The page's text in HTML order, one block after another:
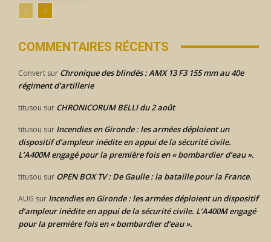
COMMENTAIRES RÉCENTS
Convert sur Chronique des blindés : AMX 13 F3 155 mm au 40e
régiment d’artillerie
titusou sur CHRONICORUM BELLI du 2 août
titusou sur Incendies en Gironde : les armées déploient un
dispositif d’ampleur inédite en appui de la sécurité civile.
L’A400M engagé pour la première fois en « bombardier d’eau ».
titusou sur OPEN BOX TV : De Gaulle : la bataille pour la France.
AUG sur Incendies en Gironde : les armées déploient un dispositif
d’ampleur inédite en appui de la sécurité civile. L’A400M engagé
pour la première fois en « bombardier d’eau ».